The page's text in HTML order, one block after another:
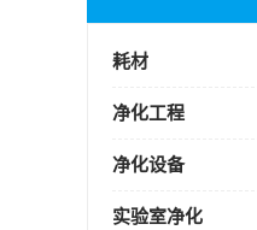
耗材
净化工程
净化设备
实验室净化